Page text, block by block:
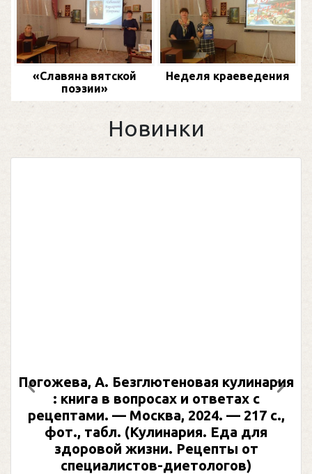
«Славяна вятской
поэзии»
Неделя краеведения
Новинки
Погожева, А. Безглютеновая кулинария
: книга в вопросах и ответах с
рецептами. — Москва, 2024. — 217 с.,
фот., табл. (Кулинария. Еда для
здоровой жизни. Рецепты от
специалистов-диетологов)
Предыдущий